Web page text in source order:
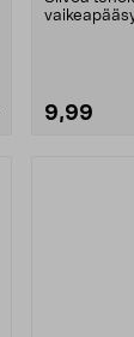
9,99